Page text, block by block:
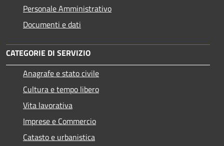
Personale Amministrativo
Documenti e dati
CATEGORIE DI SERVIZIO
Anagrafe e stato civile
Cultura e tempo libero
Vita lavorativa
Imprese e Commercio
Catasto e urbanistica